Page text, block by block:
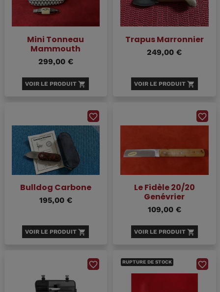
Mini Tonneau
Mammouth
299,00 €
VOIR LE PRODUIT shopping_cart
Trapus Marronnier
249,00 €
VOIR LE PRODUIT shopping_cart
Bulldog Carbone
195,00 €
VOIR LE PRODUIT shopping_cart
favorite_border
Le Fidèle 20/20
Genévrier
109,00 €
VOIR LE PRODUIT shopping_cart
favorite_border
favorite_border RUPTURE DE STOCK favorite_border